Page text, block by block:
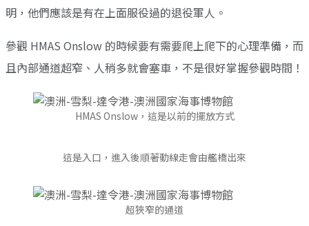
明，他們應該是有在上面服役過的退役軍人。
參觀 HMAS Onslow 的時候要有需要爬上爬下的心理準備，而
且內部通道超窄、人稍多就會塞車，不是很好掌握參觀時間！
HMAS Onslow，這是以前的擺放方式
這是入口，進入後順著動線走會由艦橋出來
超狹窄的通道